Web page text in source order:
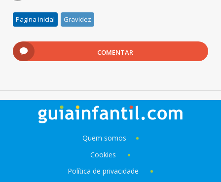
Pagina inicial Gravidez
COMENTAR
Quem somos
Cookies
Política de privacidade